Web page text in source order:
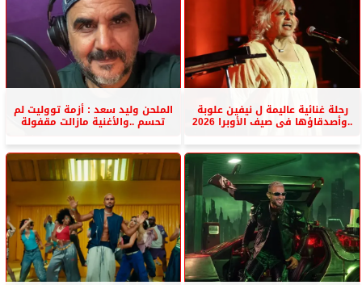
رحلة غنائية عاليمة ل نيفين علوبة
..وأصدقاؤها فى صيف الأوبرا 2026
الملحن وليد سعد : أزمة تووليت لم
تحسم ..والأغنية مازالت مقفولة